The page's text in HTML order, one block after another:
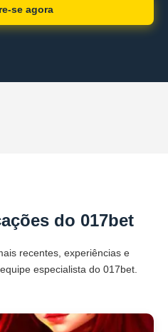
se agora
do 017bet
recentes, experiências e
especialista do 017bet.